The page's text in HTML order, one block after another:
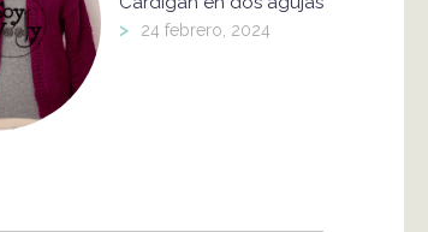
> 24 febrero, 2024